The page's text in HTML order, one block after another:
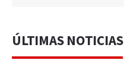
ÚLTIMAS NOTICIAS